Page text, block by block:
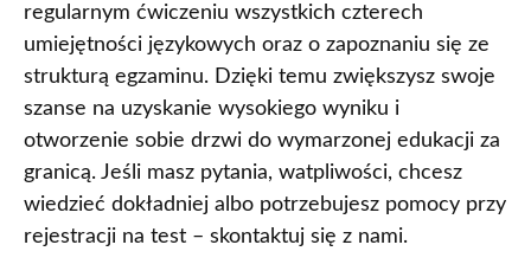
regularnym ćwiczeniu wszystkich czterech
umiejętności językowych oraz o zapoznaniu się ze
strukturą egzaminu. Dzięki temu zwiększysz swoje
szanse na uzyskanie wysokiego wyniku i
otworzenie sobie drzwi do wymarzonej edukacji za
granicą. Jeśli masz pytania, watpliwości, chcesz
wiedzieć dokładniej albo potrzebujesz pomocy przy
rejestracji na test – skontaktuj się z nami.